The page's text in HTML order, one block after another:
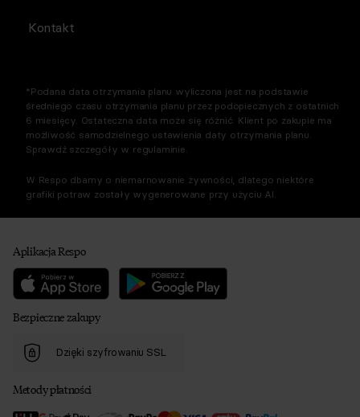
Kontakt
*Podana data otrzymania planu wyliczona jest na podstawie
średniego czasu otrzymania planu przez podopiecznych z ostatnich
6 miesięcy. Ostateczna data może się różnić. Klient po zakupie ma
możliwość samodzielnego ustawienia daty otrzymania planu.
Sprawdź szczegóły w regulaminie.
W Respo dbamy o niemarnowanie żywności, dlatego niektóre
grafiki potraw zostały wygenerowane przy użyciu AI.
Aplikacja Respo
Bezpieczne zakupy
Dzięki szyfrowaniu SSL
Metody płatności